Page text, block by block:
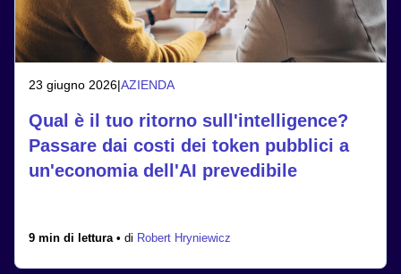
23 giugno 2026|AZIENDA
Qual è il tuo ritorno sull'intelligence?
Passare dai costi dei token pubblici a
un'economia dell'AI prevedibile
9 min di lettura • di Robert Hryniewicz